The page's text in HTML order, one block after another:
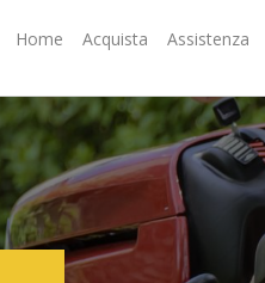
Home Acquista Assistenza